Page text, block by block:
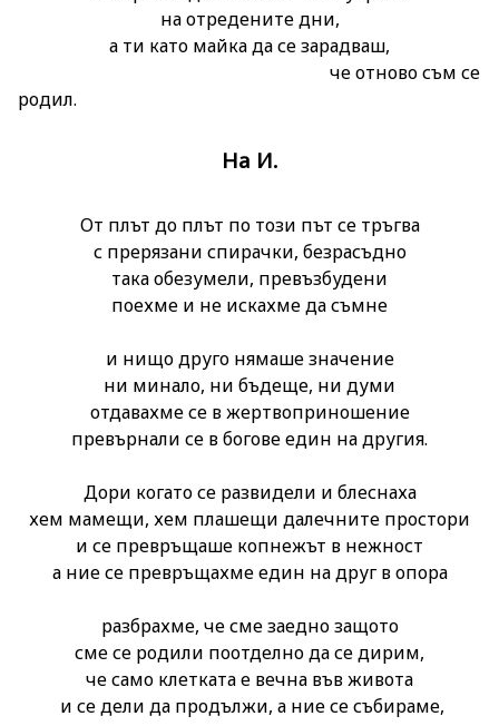
на отредените дни,
а ти като майка да се зарадваш,
че отново съм се
родил.
На И.
От плът до плът по този път се тръгва
с прерязани спирачки, безрасъдно
така обезумели, превъзбудени
поехме и не искахме да съмне
и нищо друго нямаше значение
ни минало, ни бъдеще, ни думи
отдавахме се в жертвоприношение
превърнали се в богове един на другия.
Дори когато се развидели и блеснаха
хем мамещи, хем плашещи далечните простори
и се превръщаше копнежът в нежност
а ние се превръщахме един на друг в опора
разбрахме, че сме заедно защото
сме се родили поотделно да се дирим,
че само клетката е вечна във живота
и се дели да продължи, а ние се събираме,